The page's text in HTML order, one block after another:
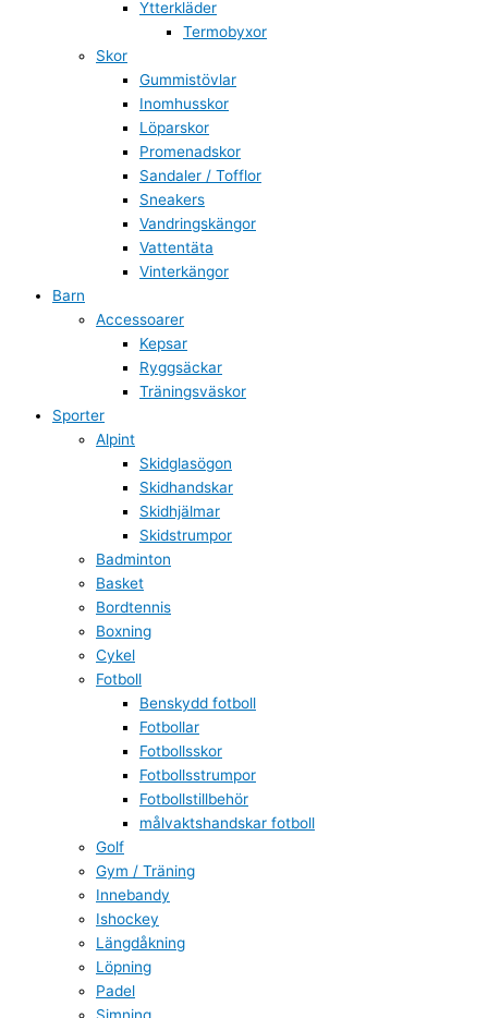
Ytterkläder
Termobyxor
Skor
Gummistövlar
Inomhusskor
Löparskor
Promenadskor
Sandaler / Tofflor
Sneakers
Vandringskängor
Vattentäta
Vinterkängor
Barn
Accessoarer
Kepsar
Ryggsäckar
Träningsväskor
Sporter
Alpint
Skidglasögon
Skidhandskar
Skidhjälmar
Skidstrumpor
Badminton
Basket
Bordtennis
Boxning
Cykel
Fotboll
Benskydd fotboll
Fotbollar
Fotbollsskor
Fotbollsstrumpor
Fotbollstillbehör
målvaktshandskar fotboll
Golf
Gym / Träning
Innebandy
Ishockey
Längdåkning
Löpning
Padel